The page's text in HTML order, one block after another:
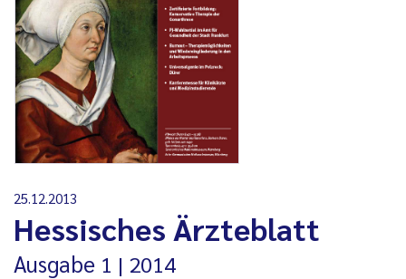
25.12.2013
Hessisches Ärzteblatt
Ausgabe 1 2014